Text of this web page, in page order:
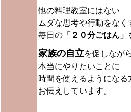
他の料理教室にはない
ムダな思考や行動をなく
毎日の「２０分ごはん」
家族の自立を促しなが
本当にやりたいことに
時間を使えるようになる
お伝えしています。